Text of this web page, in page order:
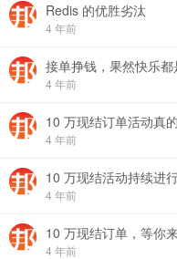
Redis 的优胜劣汰
4 年前
接单挣钱，果然快乐都
4 年前
10 万现结订单活动真
4 年前
10 万现结活动持续进
4 年前
10 万现结订单，等你
4 年前